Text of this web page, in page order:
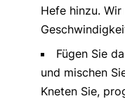
Hefe hinzu.
Fügen Sie
und mischen
Kneten Sie,